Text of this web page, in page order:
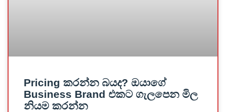
Pricing කරන්න බයද? ඔයාගේ
Business Brand එකට ගැලපෙන මිල
නියම කරන්න